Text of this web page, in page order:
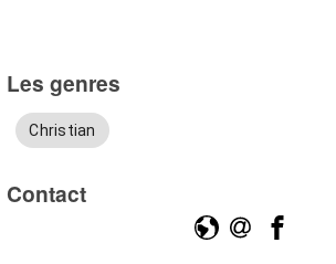
Les genres
Christian
Contact